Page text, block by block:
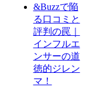
&Buzzで陥
る口コミと
評判の罠｜
インフルエ
ンサーの道
徳的ジレン
マ！